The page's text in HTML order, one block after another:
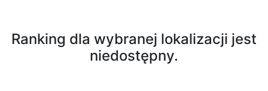
Ranking dla wybranej lokalizacji jest
niedostępny.